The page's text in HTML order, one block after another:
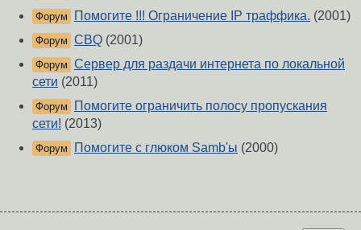
Форум Помогите !!! Ограничение IP траффика. (2001)
Форум CBQ (2001)
Форум Сервер для раздачи интернета по локальной
сети (2011)
Форум
Помогите ограничить полосу пропускания
сети! (2013)
Форум Помогите с глюком Samb'ы (2000)